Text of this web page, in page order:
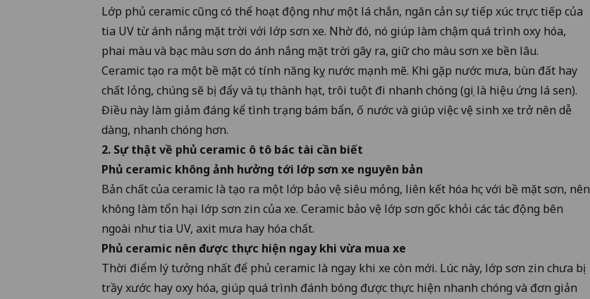
Lớp phủ ceramic cũng có thể hoạt động như một lá chắn, ngăn cản sự tiếp xúc trực tiếp của
tia UV từ ánh nắng mặt trời với lớp sơn xe. Nhờ đó, nó giúp làm chậm quá trình oxy hóa,
phai màu và bạc màu sơn do ánh nắng mặt trời gây ra, giữ cho màu sơn xe bền lâu.
Ceramic tạo ra một bề mặt có tính năng kỵ nước mạnh mẽ. Khi gặp nước mưa, bùn đất hay
chất lỏng, chúng sẽ bị đẩy và tụ thành hạt, trôi tuột đi nhanh chóng (gọi là hiệu ứng lá sen).
Điều này làm giảm đáng kể tình trạng bám bẩn, ố nước và giúp việc vệ sinh xe trở nên dễ
dàng, nhanh chóng hơn.
2. Sự thật về phủ ceramic ô tô bác tài cần biết
Phủ ceramic không ảnh hưởng tới lớp sơn xe nguyên bản
Bản chất của ceramic là tạo ra một lớp bảo vệ siêu mỏng, liên kết hóa học với bề mặt sơn, nên
không làm tổn hại lớp sơn zin của xe. Ceramic bảo vệ lớp sơn gốc khỏi các tác động bên
ngoài như tia UV, axit mưa hay hóa chất.
Phủ ceramic nên được thực hiện ngay khi vừa mua xe
Thời điểm lý tưởng nhất để phủ ceramic là ngay khi xe còn mới. Lúc này, lớp sơn zin chưa bị
trầy xước hay oxy hóa, giúp quá trình đánh bóng được thực hiện nhanh chóng và đơn giản